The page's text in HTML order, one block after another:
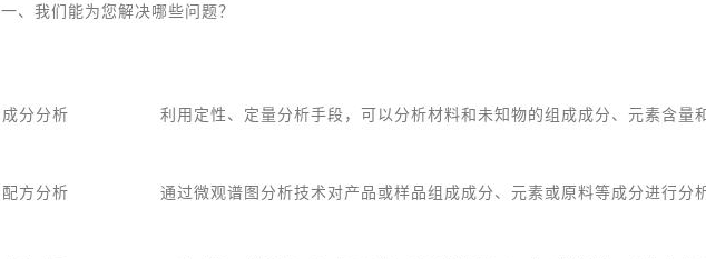
一、我们能为您解决哪些问题？
成分分析 利用定性、定量分析手段，可以分析材料和未知物的组成成分、元素含量
配方分析 通过微观谱图分析技术对产品或样品组成成分、元素或原料等成分进行分